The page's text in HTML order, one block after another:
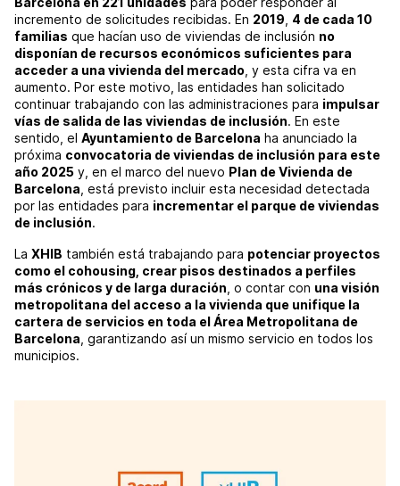
incremento de solicitudes recibidas. En 2019 4 de cada 10
familias que hacían uso de viviendas de inclusión no
disponían de recursos económicos suficientes para
acceder a una vivienda del mercado , y esta cifra va en
aumento. Por este motivo, las entidades han solicitado
continuar trabajando con las administraciones para impulsar
vías de salida de las viviendas de inclusión. En este
sentido, el Ayuntamiento de Barcelona ha anunciado la
próxima convocatoria de viviendas de inclusión para este
año 2025 y, en el marco del nuevo Plan de Vivienda de
Barcelona , está previsto incluir esta necesidad detectada
por las entidades para incrementar el parque de viviendas
de inclusión.
La XHIB también está trabajando para potenciar proyectos
como el cohousing, crear pisos destinados a perfiles
más crónicos y de larga duración , o contar con una visión
metropolitana del acceso a la vivienda que unifique la
cartera de servicios en toda el Área Metropolitana de
Barcelona , garantizando así un mismo servicio en todos los
municipios.